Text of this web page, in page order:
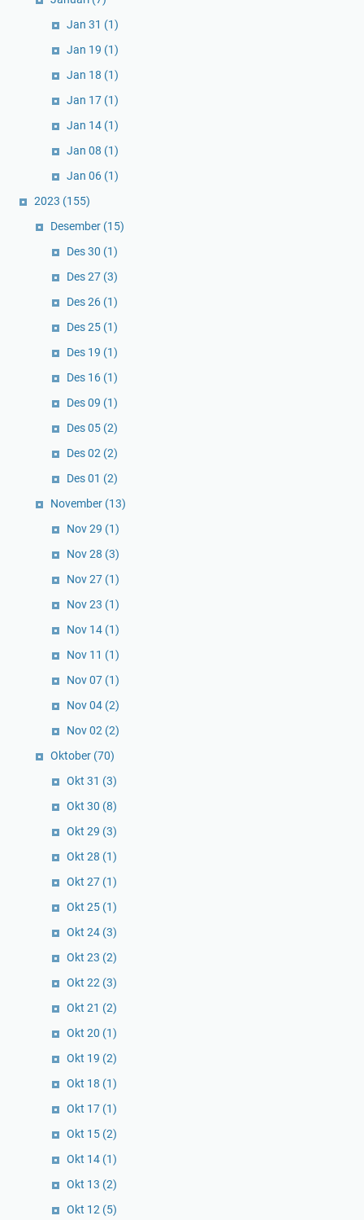
Jan 31 (1)
Jan 19 (1)
Jan 18 (1)
Jan 17 (1)
Jan 14 (1)
Jan 08 (1)
Jan 06 (1)
2023 (155)
Desember (15)
Des 30 (1)
Des 27 (3)
Des 26 (1)
Des 25 (1)
Des 19 (1)
Des 16 (1)
Des 09 (1)
Des 05 (2)
Des 02 (2)
Des 01 (2)
November (13)
Nov 29 (1)
Nov 28 (3)
Nov 27 (1)
Nov 23 (1)
Nov 14 (1)
Nov 11 (1)
Nov 07 (1)
Nov 04 (2)
Nov 02 (2)
Oktober (70)
Okt 31 (3)
Okt 30 (8)
Okt 29 (3)
Okt 28 (1)
Okt 27 (1)
Okt 25 (1)
Okt 24 (3)
Okt 23 (2)
Okt 22 (3)
Okt 21 (2)
Okt 20 (1)
Okt 19 (2)
Okt 18 (1)
Okt 17 (1)
Okt 15 (2)
Okt 14 (1)
Okt 13 (2)
Okt 12 (5)